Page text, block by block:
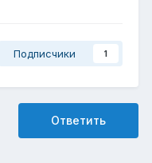
Подписчики 1
Ответить